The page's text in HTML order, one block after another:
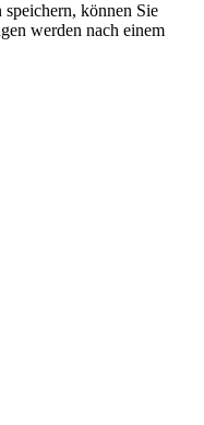
können Sie
werden nach einem